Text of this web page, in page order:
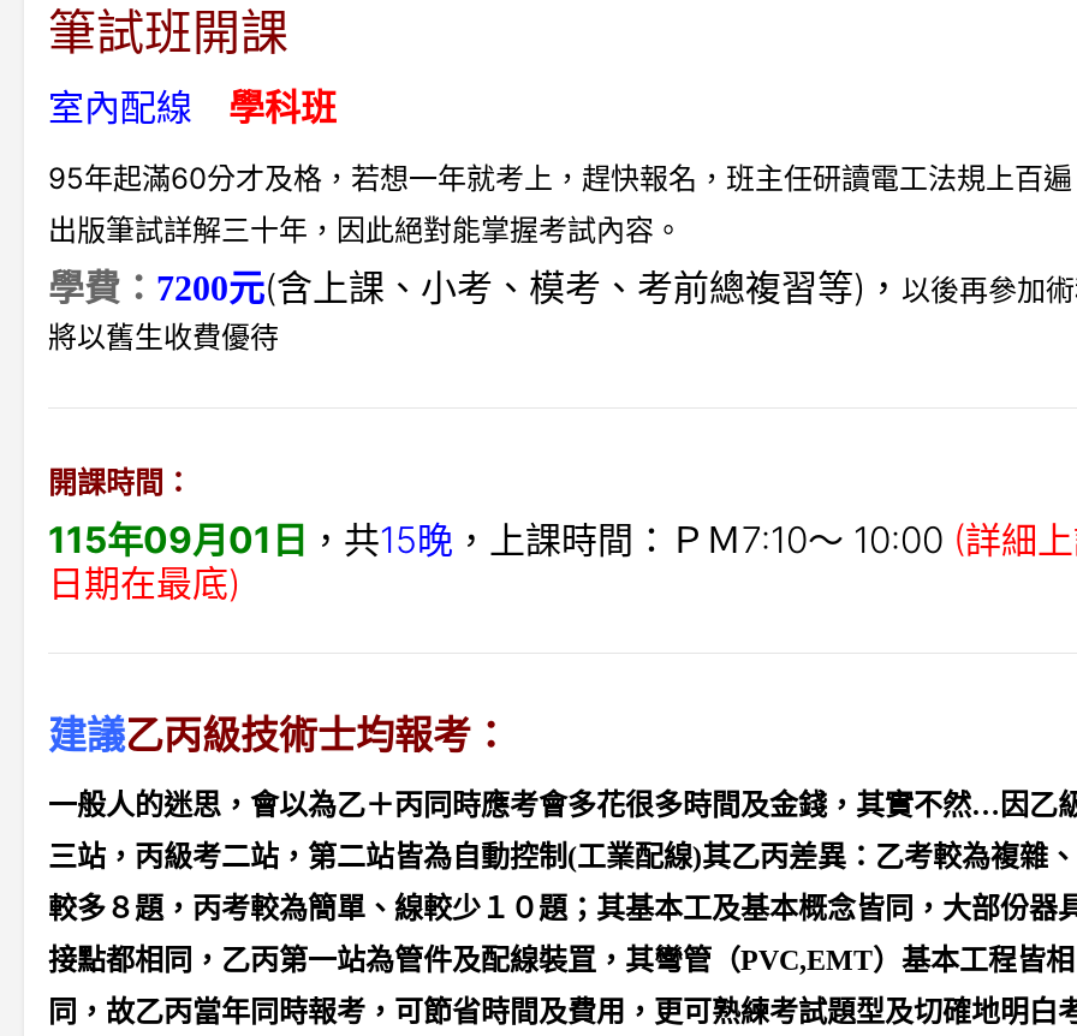
筆試班開課
室內配線 學科班
95年起滿60分才及格，若想一年就考上，趕快報名，班主任研讀電工法規上百
出版筆試詳解三十年，因此絕對能掌握考試內容。
學費： 7200元(含上課、小考、模考、考前總複習等)， 以後再參加
將以舊生收費優待
開課時間：
115年09月01日 ，共15晚 ，上課時間：ＰＭ7:10～ 10:00 (詳細
日期在最底)
建議乙丙級技術士均報考：
一般人的迷思，會以為乙＋丙同時應考會多花很多時間及金錢，其實不然…因乙
三站，丙級考二站，第二站皆為自動控制(工業配線)其乙丙差異：乙考較為複雜
較多８題，丙考較為簡單、線較少１０題；其基本工及基本概念皆同，大部份器
接點都相同，乙丙第一站為管件及配線裝罝，其彎管（PVC,EMT）基本工程皆相
同，故乙丙當年同時報考，可節省時間及費用，更可熟練考試題型及切確地明白